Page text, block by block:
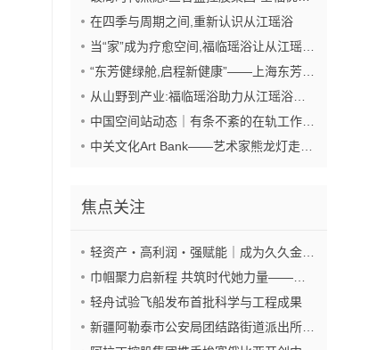
在四季与周期之间,重新认识从江瑶浴
焦点关注
轻舟试验飞船发布首批科学与工程成果